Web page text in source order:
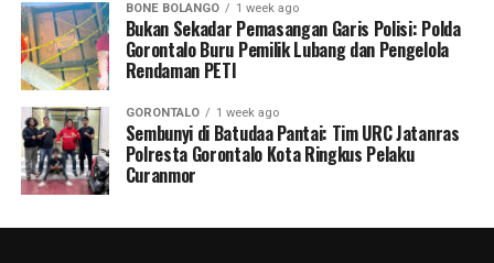
BONE BOLANGO 1 week ago
Bukan Sekadar Pemasangan Garis Polisi: Polda
Gorontalo Buru Pemilik Lubang dan Pengelola
Rendaman PETI
GORONTALO 1 week ago
Sembunyi di Batudaa Pantai: Tim URC Jatanras
Polresta Gorontalo Kota Ringkus Pelaku
Curanmor